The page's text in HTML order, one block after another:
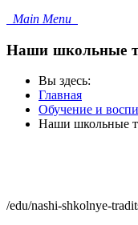
Main Menu
Наши школьные
Вы здесь:
Главная
Обучение и
Наши школьные
/edu/nashi-shkolnye-